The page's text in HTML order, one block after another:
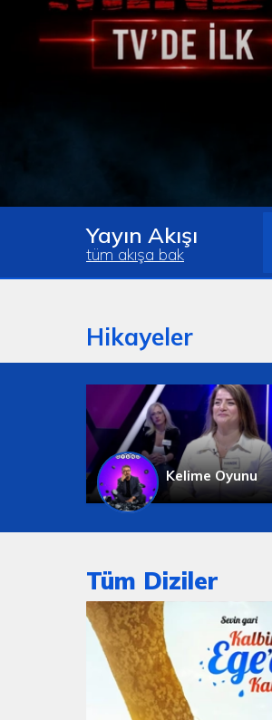
Yayın Akışı
tüm akışa bak
Hikayeler
Kelime Oyunu
Tüm Diziler